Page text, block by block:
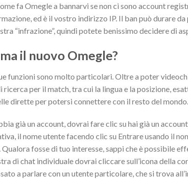
fa Omegle a bannarvi se non ci sono account
ed è il vostro indirizzo IP. Il ban può durare da
“infrazione”, quindi potete benissimo decidere di
il nuovo Omegle?
funzioni sono molto particolari. Oltre a poter
per il match, tra cui la lingua e la posizione,
dirette per potersi connettere con il resto del mondo.
già un account, dovrai fare clic su hai già un
il nome utente facendo clic su Entrare usando il
fosse di tuo interesse, sappi che è possibile
di chat individuale dovrai cliccare sull’icona della
a parlare con un utente particolare, che si trova